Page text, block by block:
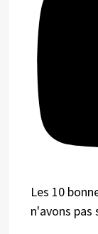
Les 10
n'avons pas